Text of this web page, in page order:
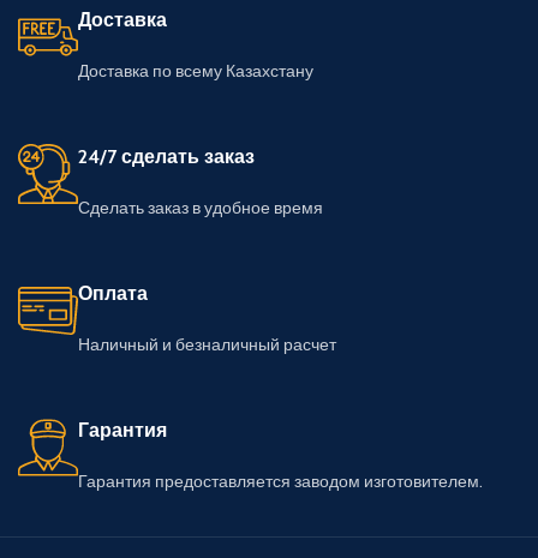
Доставка
Доставка по всему Казахстану
24/7 сделать заказ
Сделать заказ в удобное время
Оплата
Наличный и безналичный расчет
Гарантия
Гарантия предоставляется заводом изготовителем.